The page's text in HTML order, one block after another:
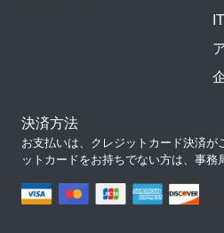
決済方法
お支払いは、クレジットカード決済が
ットカードをお持ちでない方は、事務